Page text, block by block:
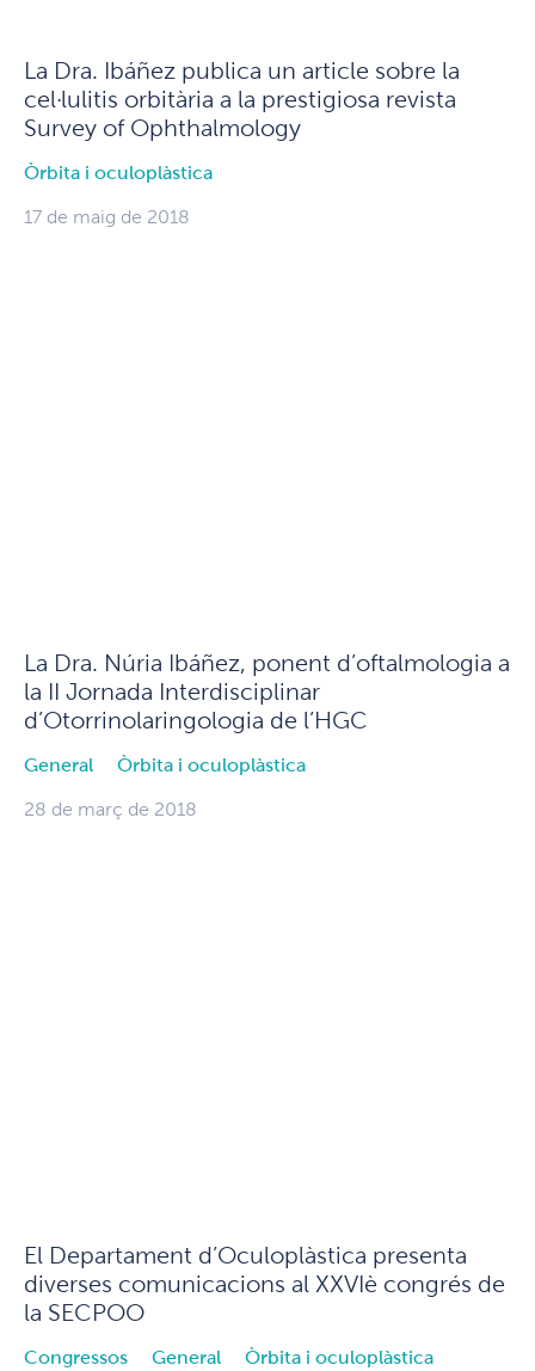
La Dra. Ibáñez publica un article sobre la
cel·lulitis orbitària a la prestigiosa revista
Survey of Ophthalmology
Òrbita i oculoplàstica
17 de maig de 2018
La Dra. Núria Ibáñez, ponent d’oftalmologia a
la II Jornada Interdisciplinar
d’Otorrinolaringologia de l’HGC
General Òrbita i oculoplàstica
28 de març de 2018
El Departament d’Oculoplàstica presenta
diverses comunicacions al XXVIè congrés de
la SECPOO
Congressos General Òrbita i oculoplàstica